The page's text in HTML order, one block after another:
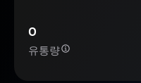
0
유통량